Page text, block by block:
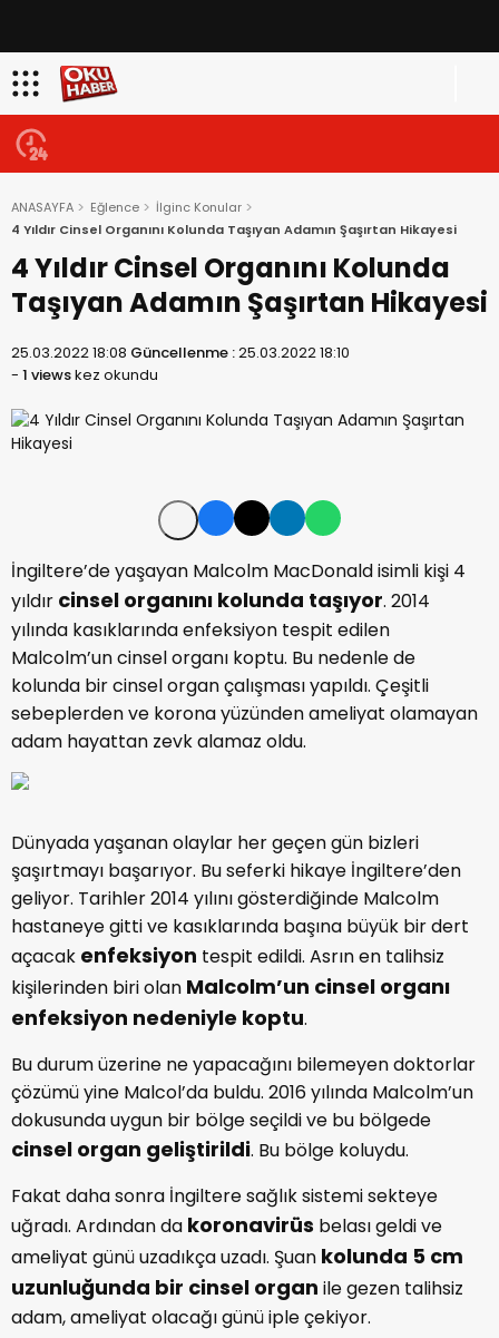
ANASAYFA Eğlence
İlginc Konular
4 Yıldır Cinsel Organını Kolunda Taşıyan Adamın Şaşırtan Hikayesi
4 Yıldır Cinsel Organını Kolunda
Taşıyan Adamın Şaşırtan Hikayesi
25.03.2022 18:08 Güncellenme :25.03.2022 18:10
- 1 viewskez okundu
İngiltere’de yaşayan Malcolm MacDonald isimli kişi 4
yıldır cinsel organını kolunda taşıyor. 2014
yılında kasıklarında enfeksiyon tespit edilen
Malcolm’un cinsel organı koptu. Bu nedenle de
kolunda bir cinsel organ çalışması yapıldı. Çeşitli
sebeplerden ve korona yüzünden ameliyat olamayan
adam hayattan zevk alamaz oldu.
Dünyada yaşanan olaylar her geçen gün bizleri
şaşırtmayı başarıyor. Bu seferki hikaye İngiltere’den
geliyor. Tarihler 2014 yılını gösterdiğinde Malcolm
hastaneye gitti ve kasıklarında başına büyük bir dert
açacak enfeksiyon tespit edildi. Asrın en talihsiz
kişilerinden biri olan Malcolm’un cinsel organı
enfeksiyon nedeniyle koptu.
Bu durum üzerine ne yapacağını bilemeyen doktorlar
çözümü yine Malcol’da buldu. 2016 yılında Malcolm’un
dokusunda uygun bir bölge seçildi ve bu bölgede
cinsel organ geliştirildi. Bu bölge koluydu.
Fakat daha sonra İngiltere sağlık sistemi sekteye
uğradı. Ardından da koronavirüs belası geldi ve
ameliyat günü uzadıkça uzadı. Şuan kolunda 5 cm
uzunluğunda bir cinsel organ ile gezen talihsiz
adam, ameliyat olacağı günü iple çekiyor.